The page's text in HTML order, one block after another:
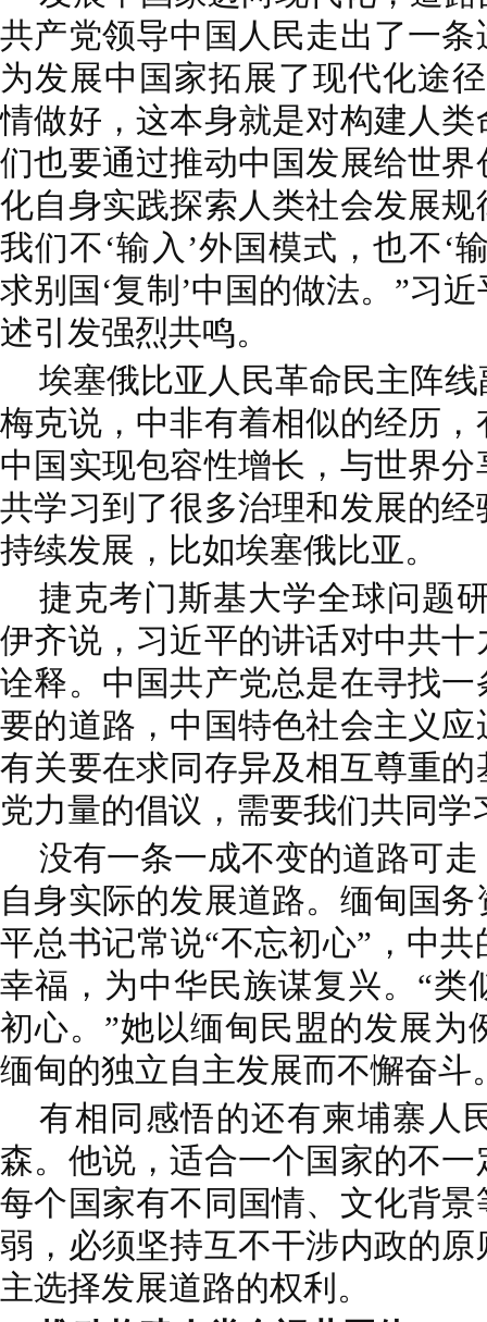
共产党领导中国人民走出了一
为发展中国家拓展了现代化途
情做好，这本身就是对构建人
们也要通过推动中国发展给世
化自身实践探索人类社会发展
我们不‘输入’外国模式，也不‘
求别国‘复制’中国的做法。”习
述引发强烈共鸣。
埃塞俄比亚人民革命民主阵
梅克说，中非有着相似的经历
中国实现包容性增长，与世界
共学习到了很多治理和发展的
持续发展，比如埃塞俄比亚。
捷克考门斯基大学全球问题
伊齐说，习近平的讲话对中共
诠释。中国共产党总是在寻找
要的道路，中国特色社会主义
有关要在求同存异及相互尊重
党力量的倡议，需要我们共同学
没有一条一成不变的道路可
自身实际的发展道路。缅甸国
平总书记常说“不忘初心”，中
幸福，为中华民族谋复兴。“类
初心。”她以缅甸民盟的发展为
缅甸的独立自主发展而不懈奋斗
有相同感悟的还有柬埔寨人
森。他说，适合一个国家的不
每个国家有不同国情、文化背
弱，必须坚持互不干涉内政的
主选择发展道路的权利。